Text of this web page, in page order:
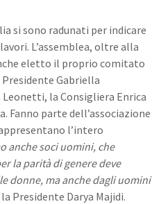
si sono radunati per indicare
L’assemblea, oltre alla
eletto il proprio comitato
Gabriella
la Consigliera Enrica
Fanno parte dell’associazione
l’intero
anche soci uomini, che
la parità di genere deve
donne, ma anche dagli uomini
Presidente Darya Majidi.